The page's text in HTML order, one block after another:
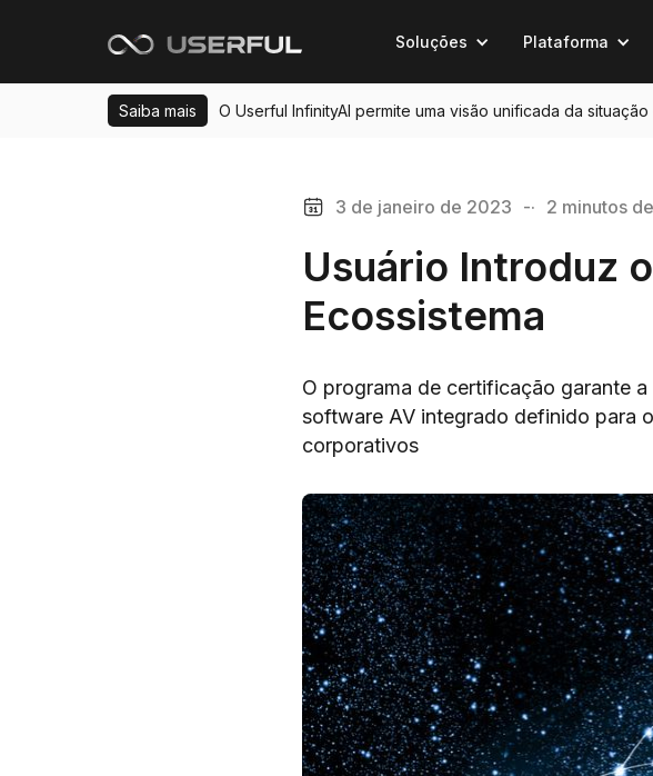
Soluções Plataforma
Saiba mais O Userful InfinityAI permite uma visão unificada da
3 de janeiro de 2023 -· 2 minutos
Usuário Introduz
Ecossistema
O programa de certificação garante
software AV integrado definido para
corporativos